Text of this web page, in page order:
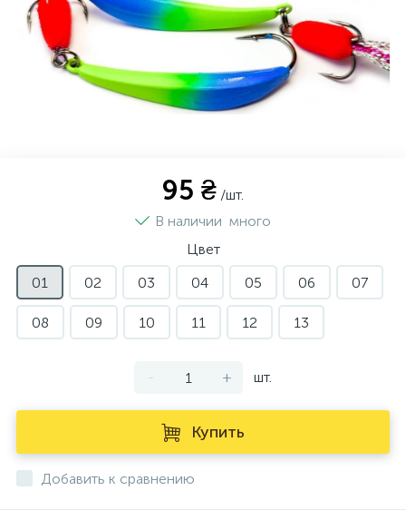
95 ₴ /шт.
В наличии много
Цвет
01
02 03 04 05 06 07
08 09 10 11 12 13
- + шт.
Купить
Добавить к сравнению